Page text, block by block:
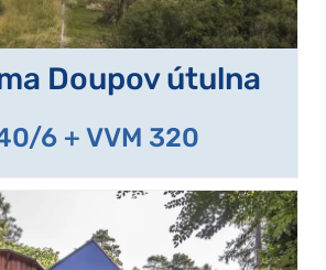
Doupov útulna
6 + VVM 320